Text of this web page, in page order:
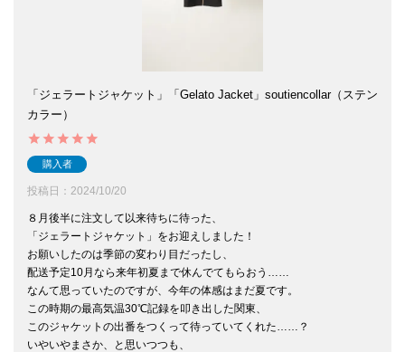
「ジェラートジャケット」「Gelato Jacket」soutiencollar（ステン
カラー）
購入者
投稿日 2024/10/20
８月後半に注文して以来待ちに待った、
「ジェラートジャケット」をお迎えしました！
お願いしたのは季節の変わり目だったし、
配送予定10月なら来年初夏まで休んでてもらおう……
なんて思っていたのですが、今年の体感はまだ夏です。
この時期の最高気温30℃記録を叩き出した関東、
このジャケットの出番をつくって待っていてくれた……？
いやいやまさか、と思いつつも、